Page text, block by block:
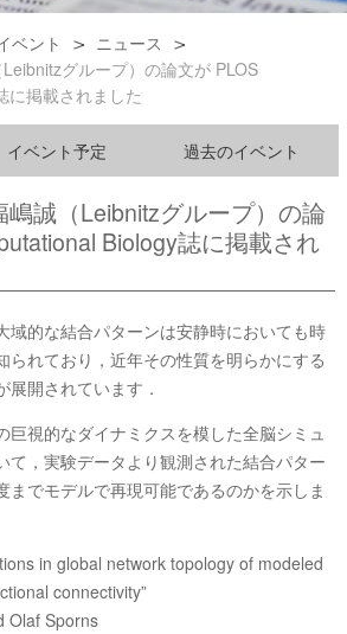
ベント
ニュース
グループ）の論文が PLOS
に掲載されました
イベント予定 過去のイベント
嶋誠（Leibnitzグループ）の論
Biology誌に掲載され
域的な結合パターンは安静時においても時
られており，近年その性質を明らかにする
展開されています．
巨視的なダイナミクスを模した全脳シミュ
て，実験データより観測された結合パター
までモデルで再現可能であるのかを示しま
in global network topology of modeled
connectivity”
Olaf Sporns